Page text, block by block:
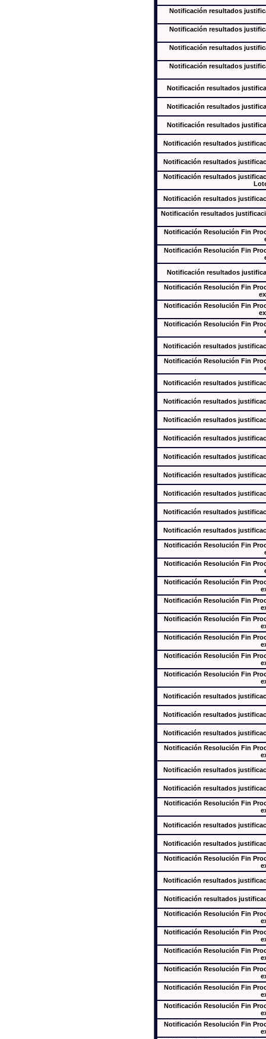
Notificación resultados
Notificación resultados
Notificación resultados
Notificación resultados
Notificación resultados
Notificación resultados
Notificación resultados
Notificación resultados
Notificación resultados
Notificación resultados
Notificación resultados
Notificación resultados
Notificación Resolución Fin
Notificación Resolución Fin
Notificación resultados
Notificación Resolución Fin
Notificación Resolución Fin
Notificación Resolución Fin
Notificación resultados
Notificación Resolución Fin
Notificación resultados
Notificación resultados
Notificación resultados
Notificación resultados
Notificación resultados
Notificación resultados
Notificación resultados
Notificación resultados
Notificación resultados
Notificación Resolución Fin
Notificación Resolución Fin
Notificación Resolución Fin
Notificación Resolución Fin
Notificación Resolución Fin
Notificación Resolución Fin
Notificación Resolución Fin
Notificación Resolución Fin
Notificación resultados
Notificación resultados
Notificación resultados
Notificación Resolución Fin
Notificación resultados
Notificación resultados
Notificación Resolución Fin
Notificación resultados
Notificación resultados
Notificación Resolución Fin
Notificación resultados
Notificación resultados
Notificación Resolución Fin
Notificación Resolución Fin
Notificación Resolución Fin
Notificación Resolución Fin
Notificación Resolución Fin
Notificación Resolución Fin
Notificación Resolución Fin